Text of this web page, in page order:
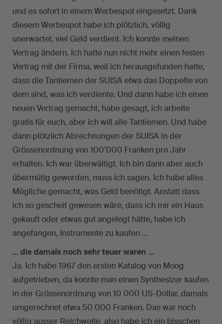
und es sofort in einem Werbespot eingesetzt. Dank
diesem Werbespot habe ich plötzlich, völlig
unerwartet, viel Geld verdient. Ich konnte meinen
Vertrag ändern. Ich hatte nun nicht mehr einen festen
Vertrag mit der Firma, weil ich herausgefunden hatte,
dass die Tantiemen der SUISA etwa das Doppelte von
dem sind, was ich verdiente. Und dann habe ich einen
neuen Vertrag gemacht, habe gesagt, ich arbeite
gratis für euch, aber ich will alle Tantiemen. Und habe
dann plötzlich Abrechnungen der SUISA in der
Grössenordnung von 100’000 Franken pro Jahr
erhalten. Ich war überwältigt. Ich bin dann aber auch
übermütig geworden, muss ich sagen. Ich habe alles
Mögliche gemacht, was Geld benötigt. Anstatt dass
ich so gescheit gewesen wäre, dass ich mir ein Haus
gekauft oder etwas gut angelegt hätte, habe ich
angefangen, Instrumente zu kaufen …
… die damals noch sehr teuer waren …
Ja. Ich habe 1967 den ersten Katalog von Moog
aufgetrieben, da konnte man einen Synthesizer kaufen
in der Grössenordnung von 10 000 US-Dollar, damals
umgerechnet etwa 50 000 Franken. Das war noch
völlig ausser Reichweite, also habe ich ein bisschen